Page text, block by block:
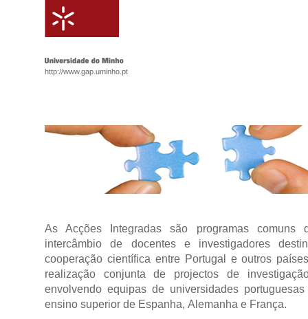
http://www.gap.uminho.pt
AsAcções Integradas são programas comuns
intercâmbio de docentes e investigadores
cooperação científica entre Portugal e outros
realização conjunta de projectos de
envolvendo equipas de universidades
ensino superior de Espanha, Alemanha e França.